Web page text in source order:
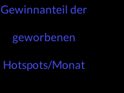
Gewinnanteil der
geworbenen
Hotspots/Monat​